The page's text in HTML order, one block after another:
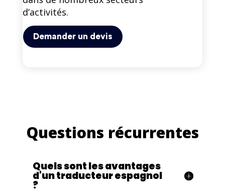
d’activités.
Demander un devis
Questions récurrentes
Quels sont les avantages
d'un traducteur espagnol
?